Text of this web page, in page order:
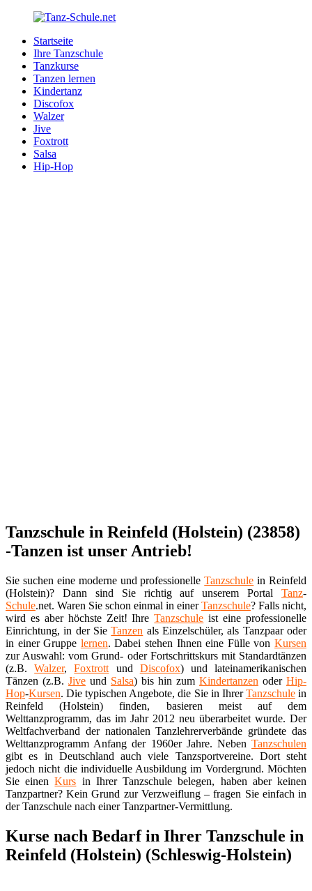
Zurück
Inhalt
Tanz-
Schule.net
Ihre
Tanzschule
Internet
Startseite
Ihre Tanzschule
Tanzkurse
Tanzen lernen
Kindertanz
Discofox
Walzer
Jive
Foxtrott
Salsa
Hip-Hop
Tanzschule in Reinfeld (Holstein) (23858)
-Tanzen ist unser Antrieb!
Sie suchen eine moderne und professionelleTanzschule in Reinfeld
(Holstein)? Dann sind Sie richtig auf unserem Portal Tanz-
Schule.net. Waren Sie schon einmal in einerTanzschule? Falls nicht,
wird es aber höchste Zeit! IhreTanzschule ist eine professionelle
Einrichtung, in der SieTanzen als Einzelschüler, als Tanzpaar oder
in einer Gruppe lernen. Dabei stehen Ihnen eine Fülle vonKursen
zur Auswahl: vom Grund- oder Fortschrittskurs mit Standardtänzen
(z.B.Walzer,Foxtrott und Discofox) und lateinamerikanischen
Tänzen (z.B. Jive und Salsa) bis hin zum Kindertanzen oder Hip-
Hop-Kursen. Die typischen Angebote, die Sie in IhrerTanzschulein
Reinfeld (Holstein) finden, basieren meist auf dem
Welttanzprogramm, das im Jahr 2012 neu überarbeitet wurde. Der
Weltfachverband der nationalen Tanzlehrerverbände gründete das
Welttanzprogramm Anfang der 1960er Jahre. Neben Tanzschulen
gibt es in Deutschland auch viele Tanzsportvereine. Dort steht
jedoch nicht die individuelle Ausbildung im Vordergrund. Möchten
Sie einenKurs in Ihrer Tanzschule belegen, haben aber keinen
Tanzpartner? Kein Grund zur Verzweiflung – fragen Sie einfach in
der Tanzschule nach einer Tanzpartner-Vermittlung.
Kurse nach Bedarf in Ihrer Tanzschule in
Reinfeld (Holstein) (Schleswig-Holstein)